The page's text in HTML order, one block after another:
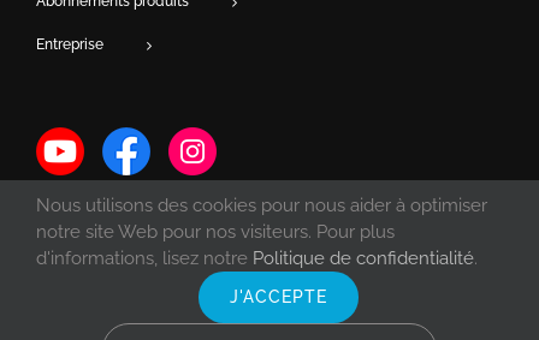
Entreprise
2026 ACD Systems International Inc. | Tous droits
réservés. | Protégé par les lois du copyright des États-Unis et du Canada
Nous utilisons des cookies pour nous aider à optimiser
notre site Web pour nos visiteurs. Pour plus
d'informations, lisez notre Politique de confidentialité.
J'ACCEPTE